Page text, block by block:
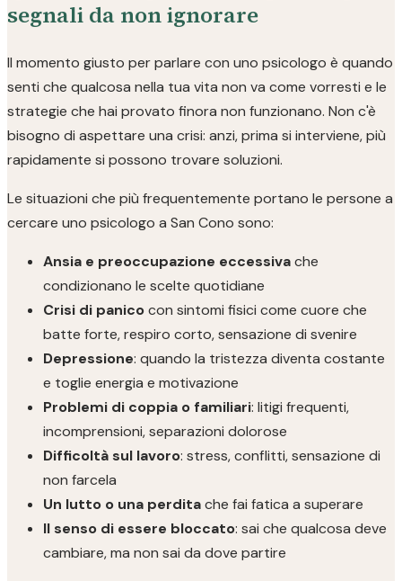
segnali da non ignorare
Il momento giusto per parlare con uno psicologo è quando
senti che qualcosa nella tua vita non va come vorresti e le
strategie che hai provato finora non funzionano. Non c'è
bisogno di aspettare una crisi: anzi, prima si interviene, più
rapidamente si possono trovare soluzioni.
Le situazioni che più frequentemente portano le persone a
cercare uno psicologo a San Cono sono:
Ansia e preoccupazione eccessivache
condizionano le scelte quotidiane
Crisi di panicocon sintomi fisici come cuore che
batte forte, respiro corto, sensazione di svenire
Depressione: quando la tristezza diventa costante
e toglie energia e motivazione
Problemi di coppia o familiari: litigi frequenti,
incomprensioni, separazioni dolorose
Difficoltà sul lavoro: stress, conflitti, sensazione di
non farcela
Un lutto o una perditache fai fatica a superare
Il senso di essere bloccato: sai che qualcosa deve
cambiare, ma non sai da dove partire